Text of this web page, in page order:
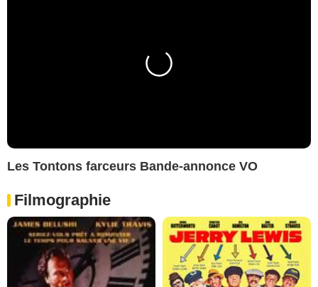
Les Tontons farceurs Bande-annonce VO
Filmographie